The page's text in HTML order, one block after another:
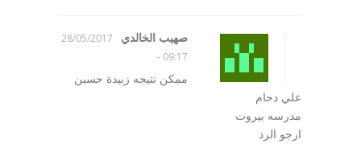
صهيب الخالدي
28/05/2017
09:17
-
ممكن نتيجه زبيدة حسين
علي دحام
مدرسه بيروت
ارجو الرد